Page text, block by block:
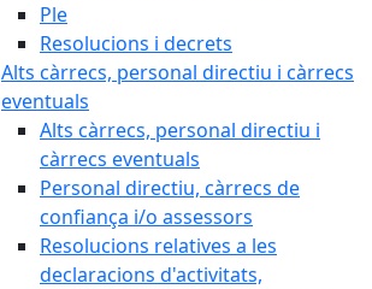
Ple
Resolucions i decrets
Alts càrrecs, personal directiu i càrrecs
eventuals
Alts càrrecs, personal directiu i
càrrecs eventuals
Personal directiu, càrrecs de
confiança i/o assessors
Resolucions relatives a les
declaracions d'activitats,